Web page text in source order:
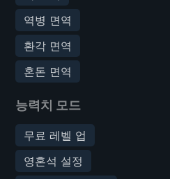
역병 면역
환각 면역
혼돈 면역
능력치 모드
무료 레벨 업
영혼석 설정